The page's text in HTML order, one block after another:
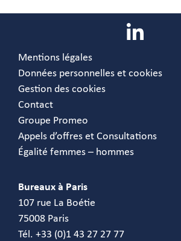
Mentions légales
Données personnelles et cookies
Gestion des cookies
Contact
Groupe Promeo
Appels d’offres et Consultations
Égalité femmes – hommes
Bureaux à Paris
107 rue La Boétie
75008 Paris
Tél. +33 (0)1 43 27 27 77